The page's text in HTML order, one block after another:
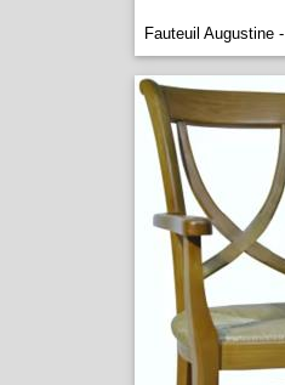
Fauteuil Augustine -